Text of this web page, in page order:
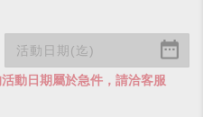
動日期屬於急件，請洽客服